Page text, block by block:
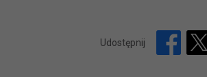
Udostępnij